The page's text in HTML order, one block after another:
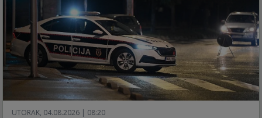
UTORAK, 04.08.2026 | 08:20